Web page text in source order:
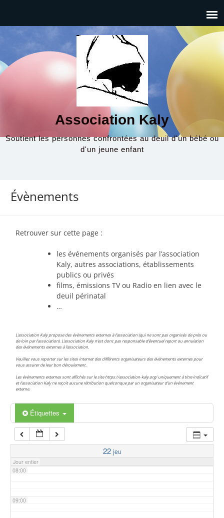
Association Kaly
Soutient les personnes confrontées au deuil d'un bébé ou
d'un jeune enfant
Évènements
Retrouver sur cette page :
les événements organisés par l’association
Kaly, autres associations, établissements
publics ou privés
films, émissions TV ou Radio en lien avec le
deuil périnatal
…
L’association Kaly propose des événements externes à l’association (qui ne sont pas organisés de près ou
de loin par l’association). L’association Kaly n’est donc pas responsable d’éventuel report ou annulation
des événements externes à l’association.
Veuillez vous reporter sur les sites internet des différents organisateurs des événements externes pour
vous assurer de leur bon déroulement.
Les événements externes sont affichés sur le site https://association-kaly.org/ uniquement à titre indicatif
et l’association Kaly ne reçoit aucune rétribution quelconque par un organisateur d’un événement
externe.
Étiquettes
22 jeu
Jour entier
00:00
04:00
05:00
06:00
07:00
08:00
09:00